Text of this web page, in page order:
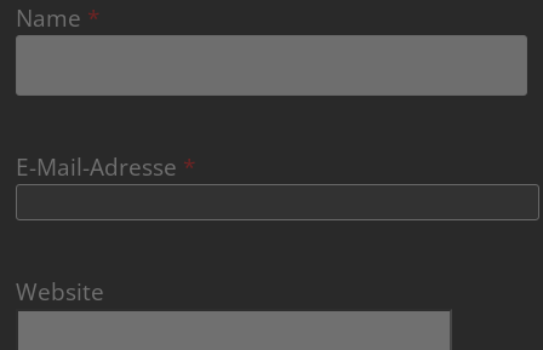
Name *
E-Mail-Adresse *
Website